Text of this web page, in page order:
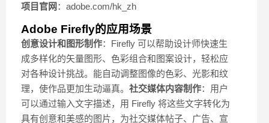
项目官网 ：adobe.com/hk_zh
Adobe Firefly的应用场景
创意设计和图形制作：Firefly 可以帮助设计师快速生
成多样化的矢量图形、色彩组合和图案设计，轻松应
对各种设计挑战。能自动调整图像的色彩、光影和纹
理，使作品更加生动逼真。 社交媒体内容制作：用户
可以通过输入文字描述，用 Firefly 将这些文字转化为
具有创意和美感的图片，为社交媒体帖子、广告、宣